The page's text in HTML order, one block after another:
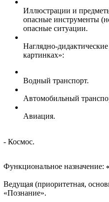
Иллюстрации и
опасные инструменты
опасные ситуации.
Наглядно-
картинках»:
Водный транспорт.
Автомобильный
Авиация.
- Космос.
Функциональное назначение:
Ведущая (приоритетная,
«Познание».